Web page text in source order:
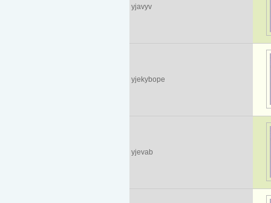
yjavyv
yjekybope
yjevab